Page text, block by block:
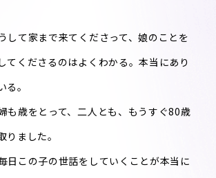
して家まで来てくださって、娘のことを
てくださるのはよくわかる。本当にあり
。
も歳をとって、二人とも、もうすぐ80歳
りました。
日この子の世話をしていくことが本当に